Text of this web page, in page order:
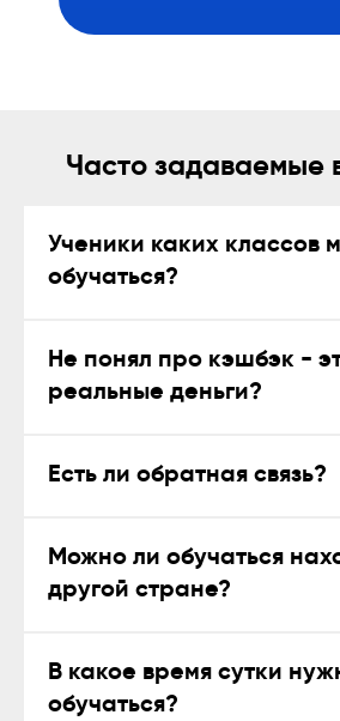
Часто задаваемые
Ученики каких классов
обучаться?
Не понял про кэшбэк -
реальные деньги?
Есть ли обратная связь?
Можно ли обучаться
другой стране?
В какое время сутки
обучаться?